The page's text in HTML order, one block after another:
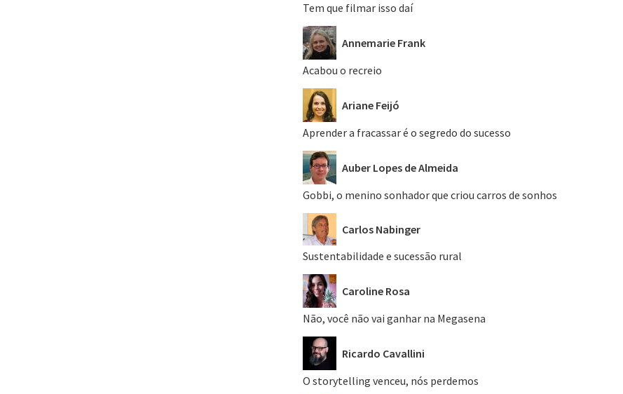
Tem que filmar isso daí
Annemarie Frank
Acabou o recreio
Ariane Feijó
Aprender a fracassar é o segredo do sucesso
Auber Lopes de Almeida
Gobbi, o menino sonhador que criou carros de sonhos
Carlos Nabinger
Sustentabilidade e sucessão rural
Caroline Rosa
Não, você não vai ganhar na Megasena
Ricardo Cavallini
O storytelling venceu, nós perdemos